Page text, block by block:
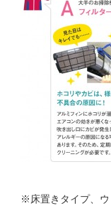
※床置きタイプ、ウ